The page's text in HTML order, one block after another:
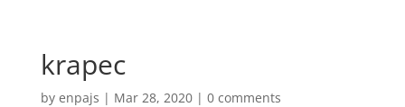
krapec
by enpajs | Mar 28, 2020| 0 comments